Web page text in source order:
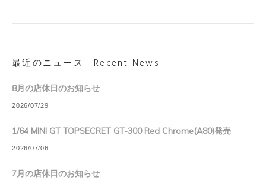
最近のニュース｜Recent News
8月の店休日のお知らせ
2026/07/29
1/64 MINI GT TOPSECRET GT-300 Red Chrome(A80)発売
2026/07/06
7月の店休日のお知らせ